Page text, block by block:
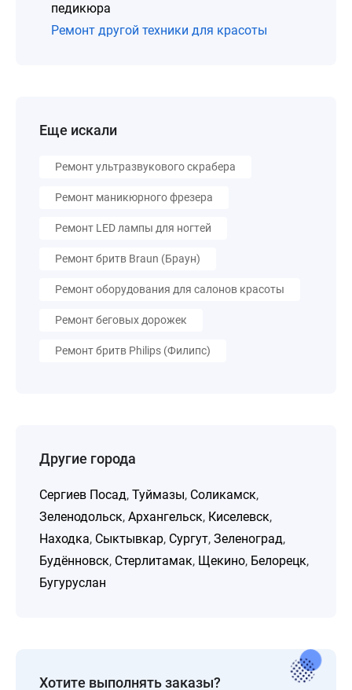
педикюра
Ремонт другой техники для красоты
Еще искали
Ремонт ультразвукового скрабера
Ремонт маникюрного фрезера
Ремонт LED лампы для ногтей
Ремонт бритв Braun (Браун)
Ремонт оборудования для салонов красоты
Ремонт беговых дорожек
Ремонт бритв Philips (Филипс)
Другие города
Сергиев Посад, Туймазы, Соликамск,
Зеленодольск, Архангельск, Киселевск,
Находка, Сыктывкар, Сургут, Зеленоград,
Будённовск, Стерлитамак, Щекино, Белорецк,
Бугуруслан
Хотите выполнять заказы?